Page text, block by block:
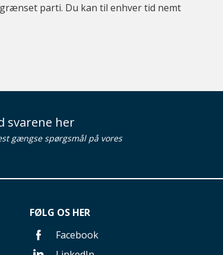
parti. Du kan til enhver tid nemt
svarene her
gængse spørgsmål på vores
FØLG OS HER
Facebook